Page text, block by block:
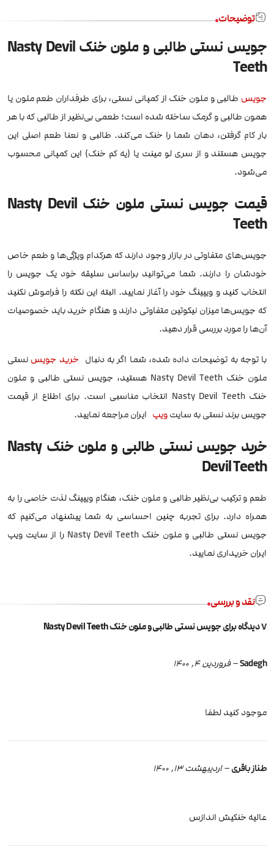
توضیحات
جویس نستی طالبی و ملون خنک Nasty Devil
Teeth
جویس طالبی و ملون خنک از کمپانی نستی، برای طرفداران طعم ملون یا
همون طالبی و گرمک ساخته شده است؛ طعمی بی‌نظیر از طالبی که با هر
بار کام گرفتن، دهان شما را خنک می‌کند. طالبی و نعنا طعم اصلی این
جویس هستند و از سری لو مینت یا (یه کم خنک) این کمپانی محسوب
می‌شود.
قیمت جویس نستی ملون خنک Nasty Devil
Teeth
جویس‌های متفاوتی در بازار وجود دارند که هرکدام ویژگی‌ها و طعم خاص
خودشان را دارند. شما می‌توانید براساس سلیقه خود یک جویس را
انتخاب کنید و ویپینگ خود را آغاز نمایید. البته این نکته را فراموش نکنید
که جویس‌ها میزان نیکوتین متفاوتی دارند و هنگام خرید باید خصوصیات
آن‌ها را مورد بررسی قرار دهید.
با توجه به توضیحات داده شده، شما اگر به دنبال خرید جویس نستی
ملون خنک Nasty Devil Teeth هستید، جویس نستی طالبی و ملون
خنک Nasty Devil Teeth انتخاب مناسبی است. برای اطلاع از قیمت
جویس برند نستی به سایتویپ ایران مراجعه نمایید.
خرید جویس نستی طالبی و ملون خنک Nasty
Devil Teeth
طعم و ترکیب بی‌نظیر طالبی و ملون خنک، هنگام ویپینگ لذت خاصی را به
همراه دارد. برای تجربه چنین احساسی به شما پیشنهاد می‌کنیم که
جویس نستی طالبی و ملون خنک Nasty Devil Teeth را از سایت ویپ
ایران خریداری نمایید.
نقد و بررسی
7 دیدگاه برای جویس نستی طالبی و ملون خنک Nasty Devil Teeth
Sadegh
– فروردین 4, 1400
موجود کنید لطفا
طناز باقری–اردیبهشت 13, 1400
عالیه خنکیش اندازس